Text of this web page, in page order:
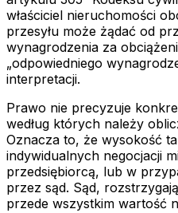
właściciel nieruchomości
przesyłu może żądać od
wynagrodzenia za
„odpowiedniego
interpretacji.
Prawo nie precyzuje
według których należy
Oznacza to, że wysokość
indywidualnych negocjacji
przedsiębiorcą, lub w
przez sąd. Sąd,
przede wszystkim wartość